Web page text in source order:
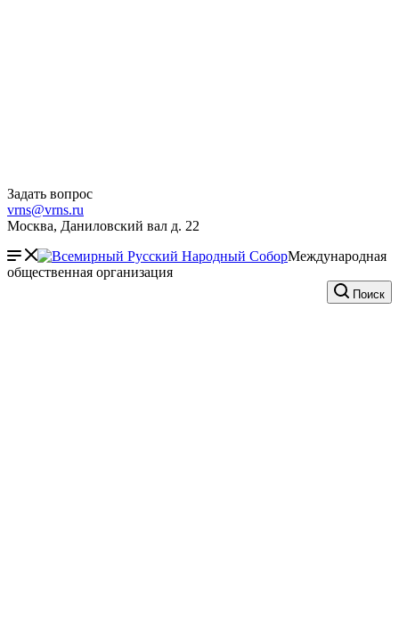
Задать вопрос
vrns@vrns.ru
Москва, Даниловский вал д. 22
Международная
общественная организация
Поиск